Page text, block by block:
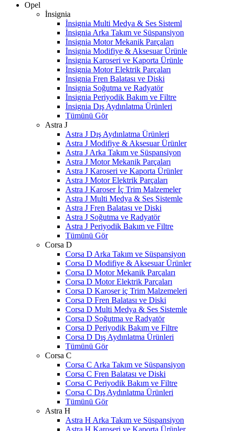
Opel
İnsignia
İnsignia Multi Medya & Ses Sisteml
İnsignia Arka Takım ve Süspansiyon
İnsignia Motor Mekanik Parçaları
İnsignia Modifiye & Aksesuar Ürünle
İnsignia Karoseri ve Kaporta Ürünle
İnsignia Motor Elektrik Parçaları
İnsignia Fren Balatası ve Diski
İnsignia Soğutma ve Radyatör
İnsignia Periyodik Bakım ve Filtre
İnsignia Dış Aydınlatma Ürünleri
Tümünü Gör
Astra J
Astra J Dış Aydınlatma Ürünleri
Astra J Modifiye & Aksesuar Ürünler
Astra J Arka Takım ve Süspansiyon
Astra J Motor Mekanik Parçaları
Astra J Karoseri ve Kaporta Ürünler
Astra J Motor Elektrik Parçaları
Astra J Karoser İç Trim Malzemeler
Astra J Multi Medya & Ses Sistemle
Astra J Fren Balatası ve Diski
Astra J Soğutma ve Radyatör
Astra J Periyodik Bakım ve Filtre
Tümünü Gör
Corsa D
Corsa D Arka Takım ve Süspansiyon
Corsa D Modifiye & Aksesuar Ürünler
Corsa D Motor Mekanik Parçaları
Corsa D Motor Elektrik Parçaları
Corsa D Karoser iç Trim Malzemeleri
Corsa D Fren Balatası ve Diski
Corsa D Multi Medya & Ses Sistemle
Corsa D Soğutma ve Radyatör
Corsa D Periyodik Bakım ve Filtre
Corsa D Dış Aydınlatma Ürünleri
Tümünü Gör
Corsa C
Corsa C Arka Takım ve Süspansiyon
Corsa C Fren Balatası ve Diski
Corsa C Periyodik Bakım ve Filtre
Corsa C Dış Aydınlatma Ürünleri
Tümünü Gör
Astra H
Astra H Arka Takım ve Süspansiyon
Astra H Karoseri ve Kaporta Ürünler